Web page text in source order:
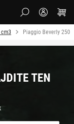
Piaggio Beverly 250
TEN